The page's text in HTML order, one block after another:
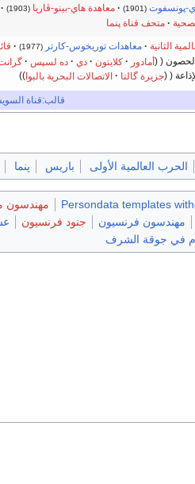
پونسفوت (1901) معاهدة هاي-بينو-ڤاريا (1903)
متحف قناة پنما
الثانية معاهدات توريخوس-كارتر (1977)
الحصون أمادور كلايتون دي ده لسپس
جزيرة گالتا الاتصالات البحرية بالبوا
قالب:قناة
الحرب العالمية الأولى باريس پنما
Persondata templates مهندسون
مهندسون فرنسيون جنود فرنسيون
في جوقة الشرف